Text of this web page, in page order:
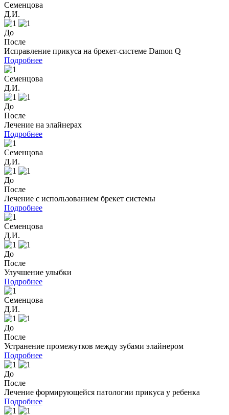
Семенцова
Д.И.
До
После
Исправление прикуса на брекет-системе Damon Q
Подробнее
Семенцова
Д.И.
До
После
Лечение на элайнерах
Подробнее
Семенцова
Д.И.
До
После
Лечение с использованием брекет системы
Подробнее
Семенцова
Д.И.
До
После
Улучшение улыбки
Подробнее
Семенцова
Д.И.
До
После
Устранение промежутков между зубами элайнером
Подробнее
До
После
Лечение формирующейся патологии прикуса у ребенка
Подробнее